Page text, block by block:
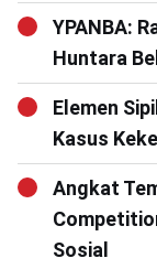
YPANBA:
Huntara
Elemen
Kasus
Angkat
Sosial